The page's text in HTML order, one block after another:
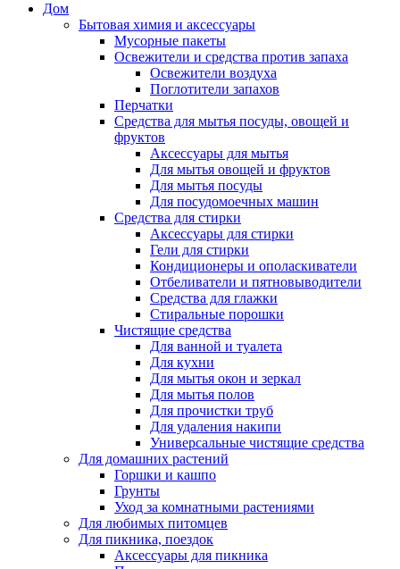
Дом
Бытовая химия и аксессуары
Мусорные пакеты
Освежители и средства против запаха
Освежители воздуха
Поглотители запахов
Перчатки
Средства для мытья посуды, овощей и
фруктов
Аксессуары для мытья
Для мытья овощей и фруктов
Для мытья посуды
Для посудомоечных машин
Средства для стирки
Аксессуары для стирки
Гели для стирки
Кондиционеры и ополаскиватели
Отбеливатели и пятновыводители
Средства для глажки
Стиральные порошки
Чистящие средства
Для ванной и туалета
Для кухни
Для мытья окон и зеркал
Для мытья полов
Для прочистки труб
Для удаления накипи
Универсальные чистящие средства
Для домашних растений
Горшки и кашпо
Грунты
Уход за комнатными растениями
Для любимых питомцев
Для пикника, поездок
Аксессуары для пикника